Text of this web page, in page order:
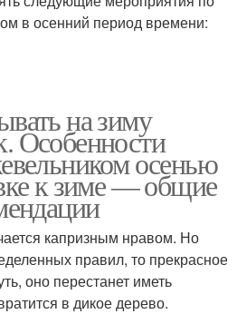
в осенний период времени:
на зиму
Особенности
осенью
к зиме — общие
капризным нравом. Но
правил, то прекрасное
оно перестанет иметь
в дикое дерево.